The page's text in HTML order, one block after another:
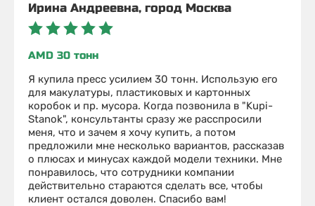
Ирина Андреевна, город Москва
AMD 30 тонн
Я купила пресс усилием 30 тонн. Использую его
для макулатуры, пластиковых и картонных
коробок и пр. мусора. Когда позвонила в "Kupi-
Stanok", консультанты сразу же расспросили
меня, что и зачем я хочу купить, а потом
предложили мне несколько вариантов, рассказав
о плюсах и минусах каждой модели техники. Мне
понравилось, что сотрудники компании
действительно стараются сделать все, чтобы
клиент остался доволен. Спасибо вам!